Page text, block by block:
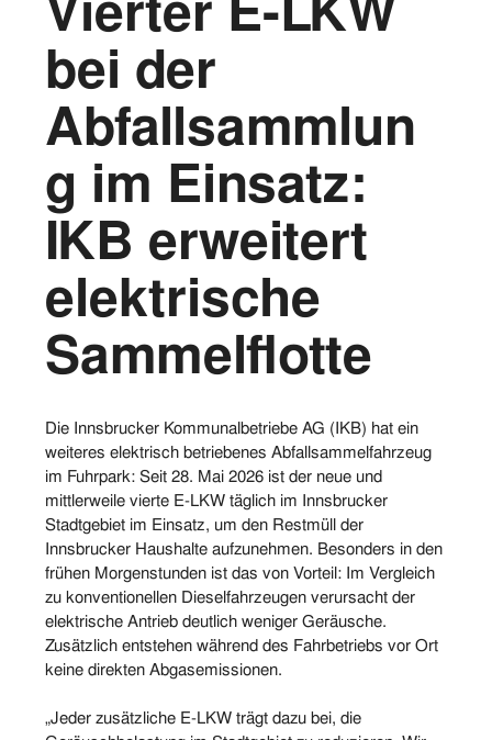
Logos
Bilder
Kontakt
bei der
Abfallsammlun
g im Einsatz:
IKB erweitert
elektrische
Sammelflotte
Die Innsbrucker Kommunalbetriebe AG (IKB) hat ein
weiteres elektrisch betriebenes Abfallsammelfahrzeug
im Fuhrpark: Seit 28. Mai 2026 ist der neue und
mittlerweile vierte E-LKW täglich im Innsbrucker
Stadtgebiet im Einsatz, um den Restmüll der
Innsbrucker Haushalte aufzunehmen. Besonders in den
frühen Morgenstunden ist das von Vorteil: Im Vergleich
zu konventionellen Dieselfahrzeugen verursacht der
elektrische Antrieb deutlich weniger Geräusche.
Zusätzlich entstehen während des Fahrbetriebs vor Ort
keine direkten Abgasemissionen.
„Jeder zusätzliche E-LKW trägt dazu bei, die